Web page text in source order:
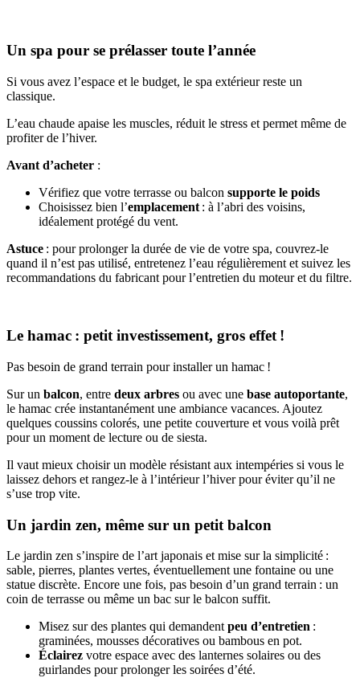
Un spa pour se prélasser toute l’année
Si vous avez l’espace et le budget, le spa extérieur reste un
classique.
L’eau chaude apaise les muscles, réduit le stress et permet même de
profiter de l’hiver.
Avant d’acheter :
Vérifiez que votre terrasse ou balcon supporte le poids
Choisissez bien l’emplacement : à l’abri des voisins,
idéalement protégé du vent.
Astuce : pour prolonger la durée de vie de votre spa, couvrez-le
quand il n’est pas utilisé, entretenez l’eau régulièrement et suivez les
recommandations du fabricant pour l’entretien du moteur et du filtre.
Le hamac : petit investissement, gros effet !
Pas besoin de grand terrain pour installer un hamac !
Sur un balcon, entre deux arbres ou avec une base autoportante,
le hamac crée instantanément une ambiance vacances. Ajoutez
quelques coussins colorés, une petite couverture et vous voilà prêt
pour un moment de lecture ou de siesta.
Il vaut mieux choisir un modèle résistant aux intempéries si vous le
laissez dehors et rangez-le à l’intérieur l’hiver pour éviter qu’il ne
s’use trop vite.
Un jardin zen, même sur un petit balcon
Le jardin zen s’inspire de l’art japonais et mise sur la simplicité :
sable, pierres, plantes vertes, éventuellement une fontaine ou une
statue discrète. Encore une fois, pas besoin d’un grand terrain : un
coin de terrasse ou même un bac sur le balcon suffit.
Misez sur des plantes qui demandent peu d’entretien :
graminées, mousses décoratives ou bambous en pot.
Éclairez votre espace avec des lanternes solaires ou des
guirlandes pour prolonger les soirées d’été.